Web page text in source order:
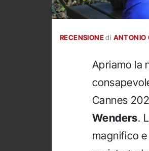
RECENSIONE di ANTONIO
Apriamo la
Cannes
Wenders.
magnifico